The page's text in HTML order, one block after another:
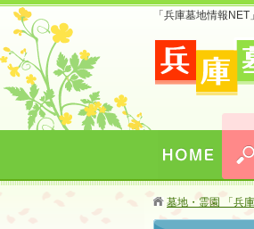
「兵庫墓地情報
兵庫版 お墓のこ
値のおトクな情報
墓地・霊園 「兵